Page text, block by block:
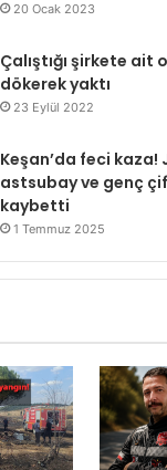
20 Ocak 2023
Çalıştığı şirkete
dökerek yaktı
23 Eylül 2022
Keşan’da feci kaza!
astsubay ve genç
kaybetti
1 Temmuz 2025